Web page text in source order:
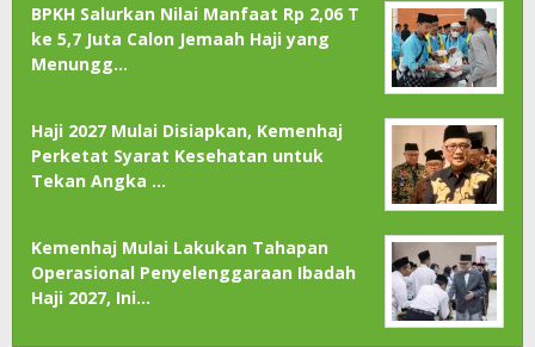
BPKH Salurkan Nilai Manfaat Rp 2,06 T
ke 5,7 Juta Calon Jemaah Haji yang
Menungg…
Haji 2027 Mulai Disiapkan, Kemenhaj
Perketat Syarat Kesehatan untuk
Tekan Angka …
Kemenhaj Mulai Lakukan Tahapan
Operasional Penyelenggaraan Ibadah
Haji 2027, Ini…